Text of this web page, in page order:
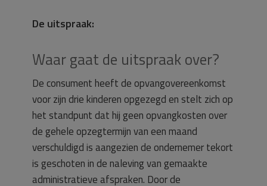
De uitspraak:
Waar gaat de uitspraak over?
De consument heeft de opvangovereenkomst
voor zijn drie kinderen opgezegd en stelt zich op
het standpunt dat hij geen opvangkosten over
de gehele opzegtermijn van een maand
verschuldigd is aangezien de ondernemer tekort
is geschoten in de naleving van gemaakte
administratieve afspraken. Door de